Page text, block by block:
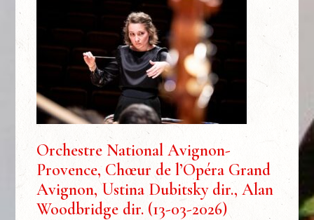
Orchestre National Avignon-
Provence, Chœur de l’Opéra Grand
Avignon, Ustina Dubitsky dir., Alan
Woodbridge dir. (13-03-2026)